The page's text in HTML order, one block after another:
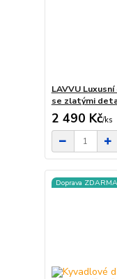
LAVVU
se zlatými
2 490 Kč/ks
Doprava ZDARMA